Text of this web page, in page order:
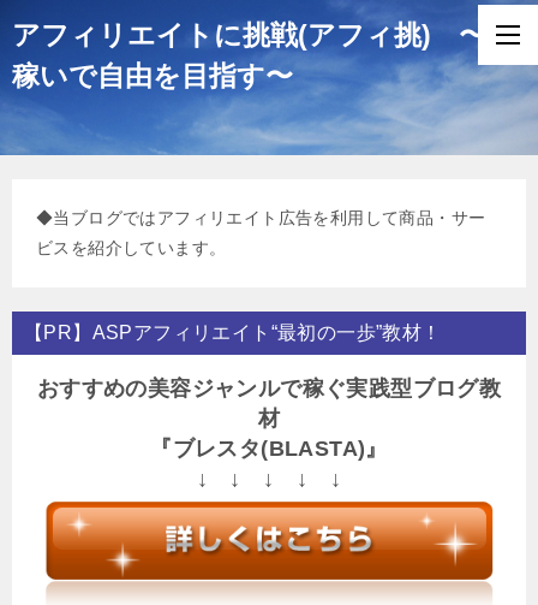
アフィリエイトに挑戦(アフィ挑) 〜
稼いで自由を目指す〜
◆当ブログではアフィリエイト広告を利用して商品・サー
ビスを紹介しています。
【PR】ASPアフィリエイト“最初の一歩”教材！
おすすめの美容ジャンルで稼ぐ実践型ブログ教
材
『ブレスタ(BLASTA)』
↓ ↓ ↓ ↓ ↓